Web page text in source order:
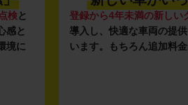
検と
感と
境に
登録から4年未満の新しい
導入し、快適な車両の提
います。もちろん追加料金